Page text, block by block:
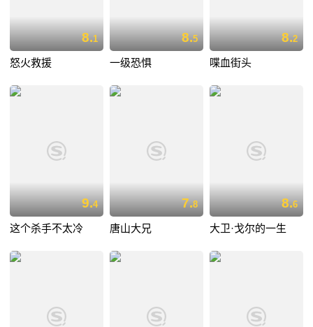
8.1
怒火救援
8.5
一级恐惧
8.2
喋血街头
9.4
这个杀手不太冷
7.8
唐山大兄
8.6
大卫·戈尔的一生